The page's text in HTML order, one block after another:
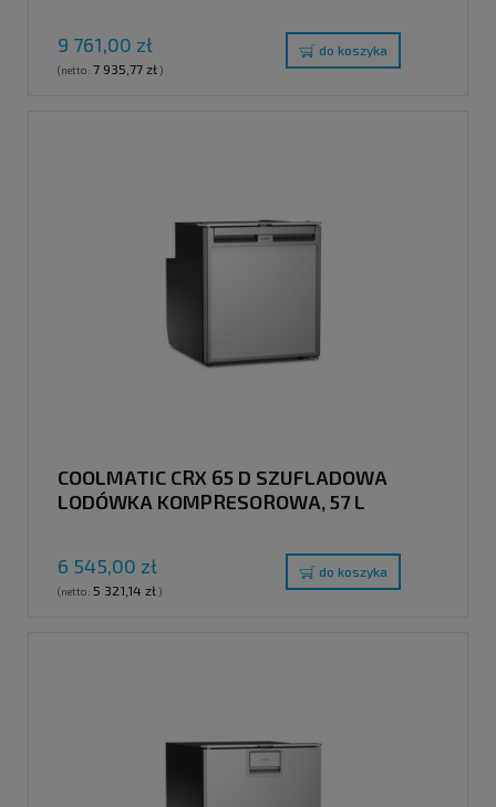
9 761,00 zł
(netto: 7 935,77 zł)
do koszyka
COOLMATIC CRX 65 D SZUFLADOWA
LODÓWKA KOMPRESOROWA, 57 L
6 545,00 zł
(netto: 5 321,14 zł)
do koszyka